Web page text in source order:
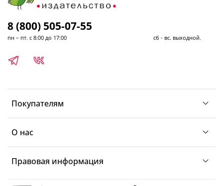
Покупателям
О нас
Правовая информация
8 (800) 505-07-55
пн – пт. с 8:00 до 17:00 сб - вс. выходной.